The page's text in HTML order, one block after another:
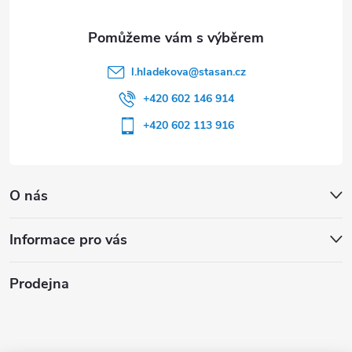
O nás
Informace pro vás
l.hladekova@stasan.cz
+420 602 146 914
+420 602 113 916
Prodejna